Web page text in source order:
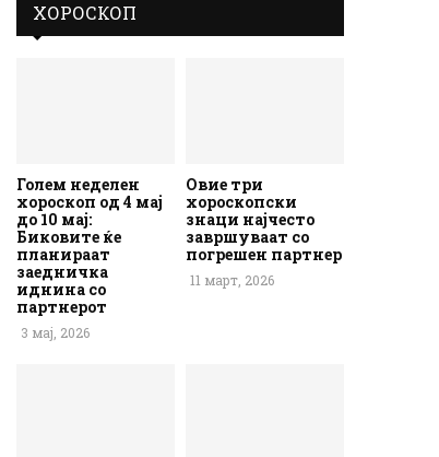
ХОРОСКОП
Голем неделен
хороскоп од 4 мај
до 10 мај:
Биковите ќе
планираат
заедничка
иднина со
партнерот
3 мај, 2026
Овие три
хороскопски
знаци најчесто
завршуваат со
погрешен партнер
11 март, 2026